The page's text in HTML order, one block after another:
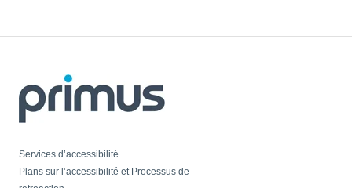
Services d’accessibilité
Plans sur l’accessibilité et Processus de